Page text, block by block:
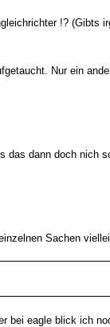
!?
Nur ein
das dann doch nich
Sachen
eagle blick ich